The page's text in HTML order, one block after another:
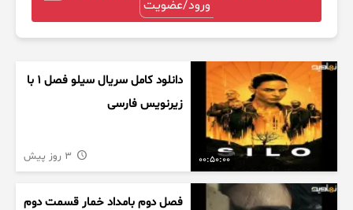
ورود/عضویت
00:50:00
دانلود کامل سریال سیلو فصل ۱ با
زیرنویس فارسی
فصل دوم بامداد خمار قسمت دوم